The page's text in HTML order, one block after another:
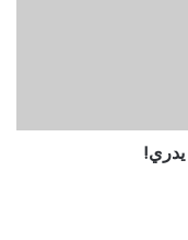
يدري!